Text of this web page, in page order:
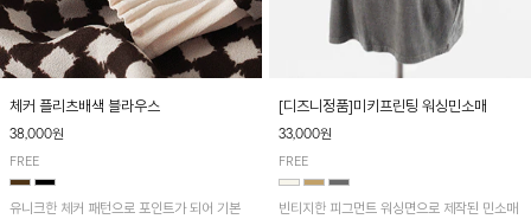
체커 플리츠배색 블라우스
38,000원
FREE
유니크한 체커 패턴으로 포인트가 되어 기본
[디즈니정품]미키프린팅 워싱민소매
33,000원
FREE
빈티지한 피그먼트 워싱면으로 제작된 민소매